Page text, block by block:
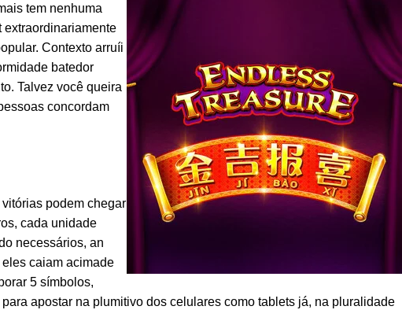
tem nenhuma
extraordinariamente
Contexto arruíi
batedor
Talvez você queira
concordam
podem chegar
cada unidade
necessários, an
caiam acimade
5 símbolos,
apostar na plumitivo dos celulares como tablets já, na pluralidade